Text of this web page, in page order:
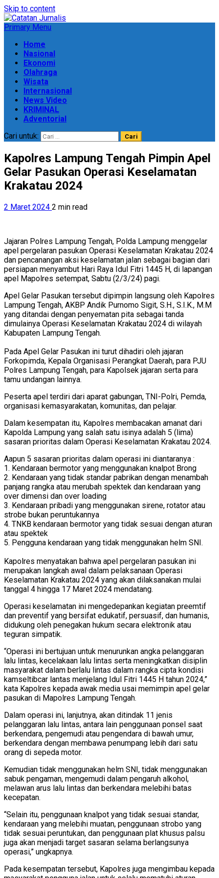
Skip to content
Primary Menu
Home
Nasional
Ekonomi
Olahraga
Wisata
Internasional
News Video
KRIMINAL
Adventorial
Cari untuk:
Kapolres Lampung Tengah Pimpin Apel
Gelar Pasukan Operasi Keselamatan
Krakatau 2024
2 Maret 2024 2 min read
Jajaran Polres Lampung Tengah, Polda Lampung menggelar
apel pergelaran pasukan Operasi Keselamatan Krakatau 2024
dan pencanangan aksi keselamatan jalan sebagai bagian dari
persiapan menyambut Hari Raya Idul Fitri 1445 H, di lapangan
apel Mapolres setempat, Sabtu (2/3/24) pagi.
Apel Gelar Pasukan tersebut dipimpin langsung oleh Kapolres
Lampung Tengah, AKBP Andik Purnomo Sigit, S.H., S.I.K., M.M
yang ditandai dengan penyematan pita sebagai tanda
dimulainya Operasi Keselamatan Krakatau 2024 di wilayah
Kabupaten Lampung Tengah.
Pada Apel Gelar Pasukan ini turut dihadiri oleh jajaran
Forkopimda, Kepala Organisasi Perangkat Daerah, para PJU
Polres Lampung Tengah, para Kapolsek jajaran serta para
tamu undangan lainnya.
Peserta apel terdiri dari aparat gabungan, TNI-Polri, Pemda,
organisasi kemasyarakatan, komunitas, dan pelajar.
Dalam kesempatan itu, Kapolres membacakan amanat dari
Kapolda Lampung yang salah satu isinya adalah 5 (lima)
sasaran prioritas dalam Operasi Keselamatan Krakatau 2024.
Aapun 5 sasaran prioritas dalam operasi ini diantaranya :
1. Kendaraan bermotor yang menggunakan knalpot Brong
2. Kendaraan yang tidak standar pabrikan dengan menambah
panjang rangka atau merubah spektek dan kendaraan yang
over dimensi dan over loading
3. Kendaraan pribadi yang menggunakan sirene, rotator atau
strobe bukan peruntukannya
4. TNKB kendaraan bermotor yang tidak sesuai dengan aturan
atau spektek
5. Pengguna kendaraan yang tidak menggunakan helm SNI.
Kapolres menyatakan bahwa apel pergelaran pasukan ini
merupakan langkah awal dalam pelaksanaan Operasi
Keselamatan Krakatau 2024 yang akan dilaksanakan mulai
tanggal 4 hingga 17 Maret 2024 mendatang.
Operasi keselamatan ini mengedepankan kegiatan preemtif
dan preventif yang bersifat edukatif, persuasif, dan humanis,
didukung oleh penegakan hukum secara elektronik atau
teguran simpatik.
“Operasi ini bertujuan untuk menurunkan angka pelanggaran
lalu lintas, kecelakaan lalu lintas serta meningkatkan disiplin
masyarakat dalam berlalu lintas dalam rangka cipta kondisi
kamseltibcar lantas menjelang Idul Fitri 1445 H tahun 2024,”
kata Kapolres kepada awak media usai memimpin apel gelar
pasukan di Mapolres Lampung Tengah.
Dalam operasi ini, lanjutnya, akan ditindak 11 jenis
pelanggaran lalu lintas, antara lain penggunaan ponsel saat
berkendara, pengemudi atau pengendara di bawah umur,
berkendara dengan membawa penumpang lebih dari satu
orang di sepeda motor.
Kemudian tidak menggunakan helm SNI, tidak menggunakan
sabuk pengaman, mengemudi dalam pengaruh alkohol,
melawan arus lalu lintas dan berkendara melebihi batas
kecepatan.
“Selain itu, penggunaan knalpot yang tidak sesuai standar,
kendaraan yang melebihi muatan, penggunaan strobo yang
tidak sesuai peruntukan, dan penggunaan plat khusus palsu
juga akan menjadi target sasaran selama berlangsunya
operasi,” ungkapnya.
Pada kesempatan tersebut, Kapolres juga mengimbau kepada